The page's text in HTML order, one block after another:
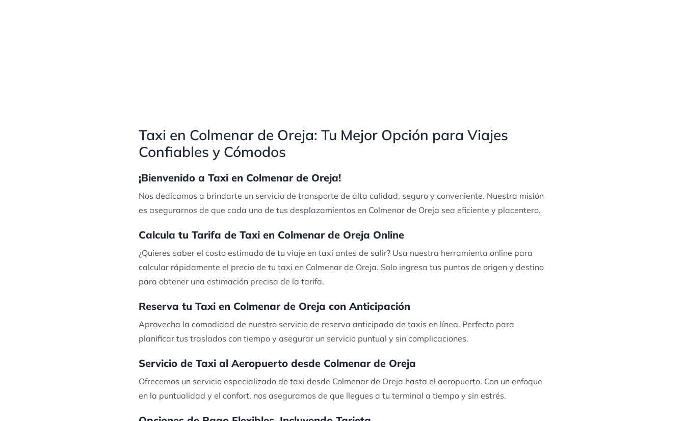
Taxi en Colmenar de Oreja: Tu Mejor Opción para Viajes
Confiables y Cómodos
¡Bienvenido a Taxi en Colmenar de Oreja!
Nos dedicamos a brindarte un servicio de transporte de alta calidad, seguro y conveniente. Nuestra misión
es asegurarnos de que cada uno de tus desplazamientos en Colmenar de Oreja sea eficiente y placentero.
Calcula tu Tarifa de Taxi en Colmenar de Oreja Online
¿Quieres saber el costo estimado de tu viaje en taxi antes de salir? Usa nuestra herramienta online para
calcular rápidamente el precio de tu taxi en Colmenar de Oreja. Solo ingresa tus puntos de origen y destino
para obtener una estimación precisa de la tarifa.
Reserva tu Taxi en Colmenar de Oreja con Anticipación
Aprovecha la comodidad de nuestro servicio de reserva anticipada de taxis en línea. Perfecto para
planificar tus traslados con tiempo y asegurar un servicio puntual y sin complicaciones.
Servicio de Taxi al Aeropuerto desde Colmenar de Oreja
Ofrecemos un servicio especializado de taxi desde Colmenar de Oreja hasta el aeropuerto. Con un enfoque
en la puntualidad y el confort, nos aseguramos de que llegues a tu terminal a tiempo y sin estrés.